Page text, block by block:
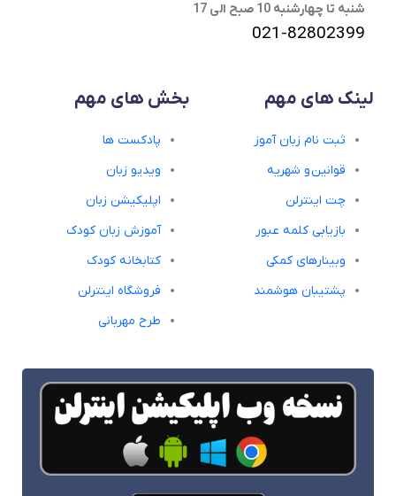
شنبه تا چهارشنبه 10 صبح الی 17
021-82802399
لینک های مهم
ثبت نام زبان آموز
قوانین و شهریه
چت اینترلن
بازیابی کلمه عبور
وبینارهای کمکی
پشتیبان هوشمند
بخش های مهم
پادکست ها
ویدیو زبان
اپلیکیشن زبان
آموزش زبان کودک
کتابخانه کودک
فروشگاه اینترلن
طرح مهربانی